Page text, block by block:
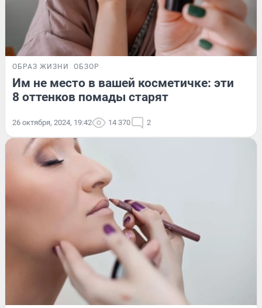
ОБРАЗ ЖИЗНИ ОБЗОР
Им не место в вашей косметичке: эти
8 оттенков помады старят
26 октября, 2024, 19:42 14 370 2